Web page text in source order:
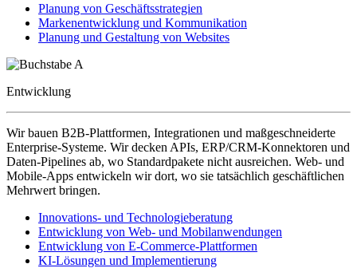
Planung von Geschäftsstrategien
Markenentwicklung und Kommunikation
Planung und Gestaltung von Websites
Entwicklung
Wir bauen B2B-Plattformen, Integrationen und maßgeschneiderte
Enterprise-Systeme. Wir decken APIs, ERP/CRM-Konnektoren und
Daten-Pipelines ab, wo Standardpakete nicht ausreichen. Web- und
Mobile-Apps entwickeln wir dort, wo sie tatsächlich geschäftlichen
Mehrwert bringen.
Innovations- und Technologieberatung
Entwicklung von Web- und Mobilanwendungen
Entwicklung von E-Commerce-Plattformen
KI-Lösungen und Implementierung